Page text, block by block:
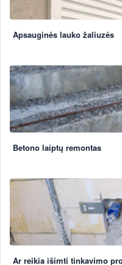
Apsauginės lauko žaliuzės
Betono laiptų remontas
Ar reikia išimti tinkavimo